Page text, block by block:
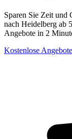
Sparen Sie Zeit
nach Heidelberg ab
Angebote in 2
Kostenlose